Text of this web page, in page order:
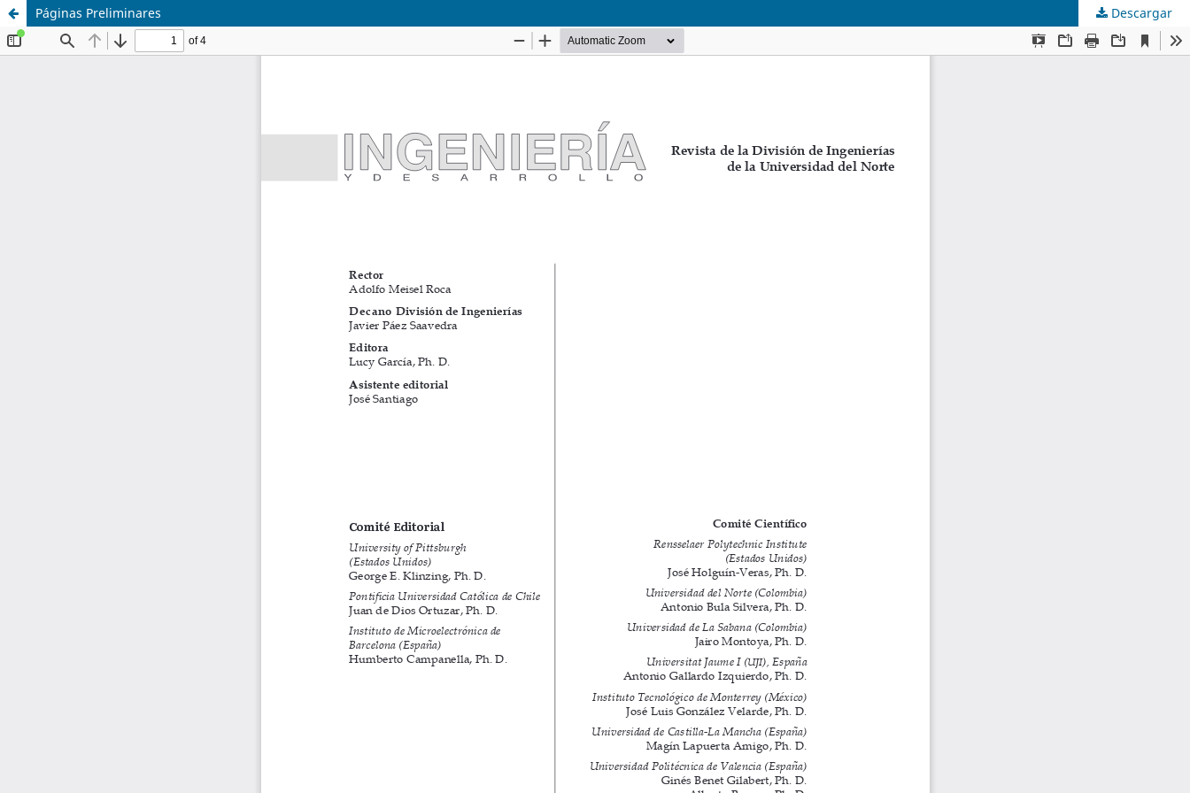
Páginas Preliminares Descargar